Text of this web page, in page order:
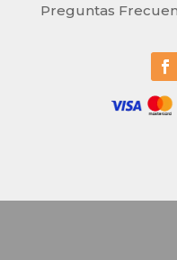
Preguntas